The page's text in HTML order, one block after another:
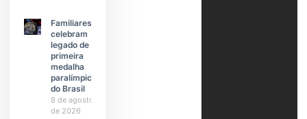
Familiares
celebram
legado de
primeira
medalha
paralímpica
do Brasil
8 de agosto
de 2026